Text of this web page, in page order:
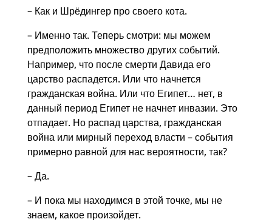
– Как и Шрёдингер про своего кота.
– Именно так. Теперь смотри: мы можем
предположить множество других событий.
Например, что после смерти Давида его
царство распадется. Или что начнется
гражданская война. Или что Египет… нет, в
данный период Египет не начнет инвазии. Это
отпадает. Но распад царства, гражданская
война или мирный переход власти – события
примерно равной для нас вероятности, так?
– Да.
– И пока мы находимся в этой точке, мы не
знаем, какое произойдет.